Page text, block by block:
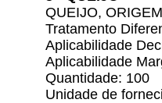
QUEIJO,
Tratamento
Aplicabilidade
Aplicabilidade
Quantidade: 100
Unidade de